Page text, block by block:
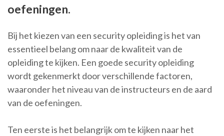
oefeningen.
Bij het kiezen van een security opleiding is het van
essentieel belang om naar de kwaliteit van de
opleiding te kijken. Een goede security opleiding
wordt gekenmerkt door verschillende factoren,
waaronder het niveau van de instructeurs en de aard
van de oefeningen.
Ten eerste is het belangrijk om te kijken naar het